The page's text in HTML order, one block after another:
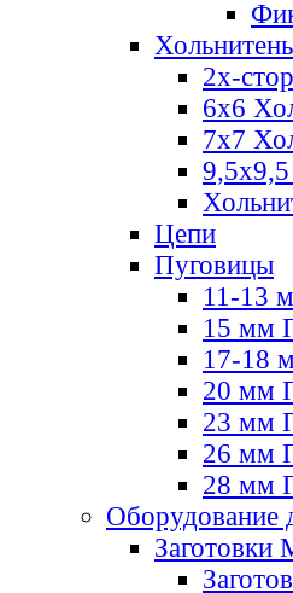
2х-
6х6
7х7
Цепи
Пуговицы
11-13
15 мм
17-18
20 мм
23 мм
26 мм
28 мм
Оборудование
Заготовки